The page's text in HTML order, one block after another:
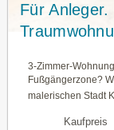
Für
3-Zimmer-
Fußgängerzone?
malerischen Stadt
Kaufpreis